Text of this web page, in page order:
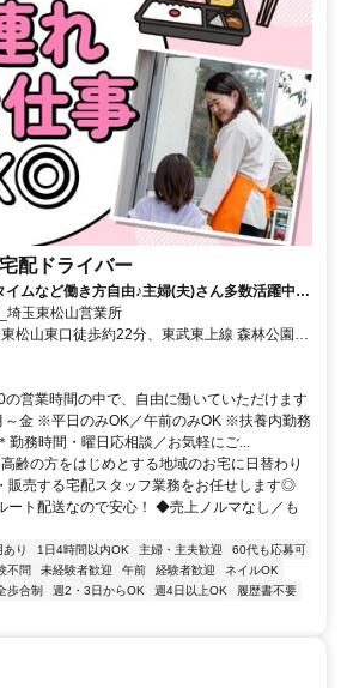
配ドライバー
ムなど働き方自由♪主婦(夫)さん多数活躍中！
でお子さんの行事でのお休みなども取りやす
玉東松山営業所
松山東口徒歩約22分、東武東上線 森林公園
46分、東武東上線 高坂東口徒歩約65分
営業時間の中で、自由に働いていただけます
金 ※平日のみOK／午前のみOK ※扶養内勤務
勤務時間・曜日応相談／お気軽にご...
齢の方をはじめとする地域のお宅に日替わり
販売する宅配スタッフ業務をお任せします◎
ト配送なので安心！ ◆売上ノルマなし／も
り 1日4時間以内OK 主婦・主夫歓迎
60代も応募可
不問 未経験者歓迎 午前 経験者歓迎
ネイルOK
歩合制 週2・3日からOK 週4日以上OK
履歴書不要